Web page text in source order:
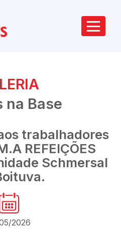
na Base
trabalhadores
REFEIÇÕES
Schmersal
2026